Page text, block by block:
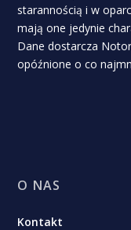
starannością i w
mają one jedynie
Dane dostarcza
opóźnione o co
O NAS
Kontakt